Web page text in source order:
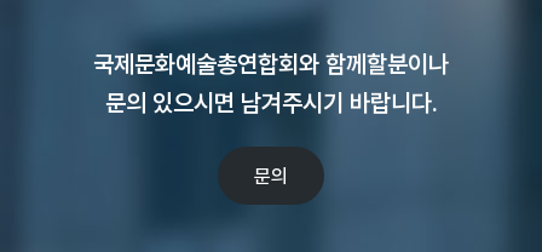
국제문화예술총연합회와 함께할분이나
문의 있으시면 남겨주시기 바랍니다.
문의